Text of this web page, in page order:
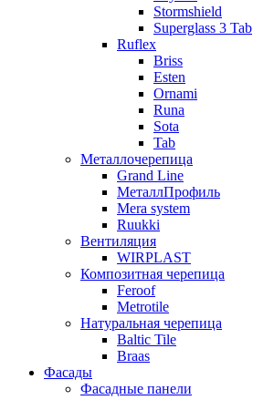
Stormshield
Superglass 3 Tab
Ruflex
Briss
Esten
Ornami
Runa
Sota
Tab
Металлочерепица
Grand Line
МеталлПрофиль
Mera system
Ruukki
Вентиляция
WIRPLAST
Композитная черепица
Feroof
Metrotile
Натуральная черепица
Baltic Tile
Braas
Фасады
Фасадные панели